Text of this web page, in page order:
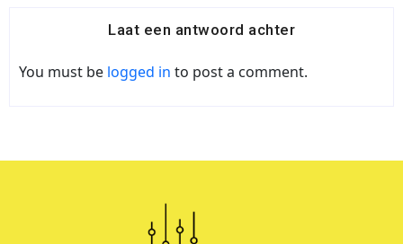
Laat een antwoord achter
You must be logged in to post a comment.